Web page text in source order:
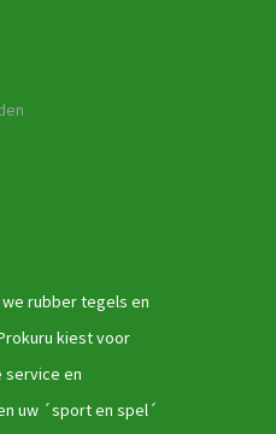
rubber tegels en
kiest voor
service en
uw ´sport en spel´